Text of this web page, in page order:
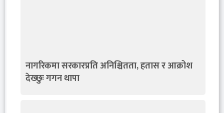
नागरिकमा सरकारप्रति अनिश्चितता, हतास र आक्रोश
देख्छुः गगन थापा